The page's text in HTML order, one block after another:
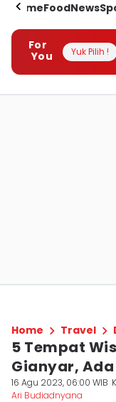
HomeFoodNews
For
You
Yuk Pilih !
Home Travel
5 Tempat
Gianyar,
16 Agu 2023, 06:00 WIB
Ari Budiadnyana